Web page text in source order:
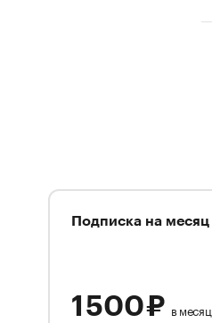
Подписка на месяц
1 500 ₽ в месяц